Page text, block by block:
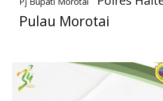
Pulau Morotai